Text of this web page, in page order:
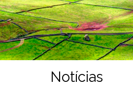
Notícias